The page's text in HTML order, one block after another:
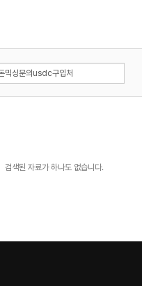
검색된 자료가 하나도 없습니다.